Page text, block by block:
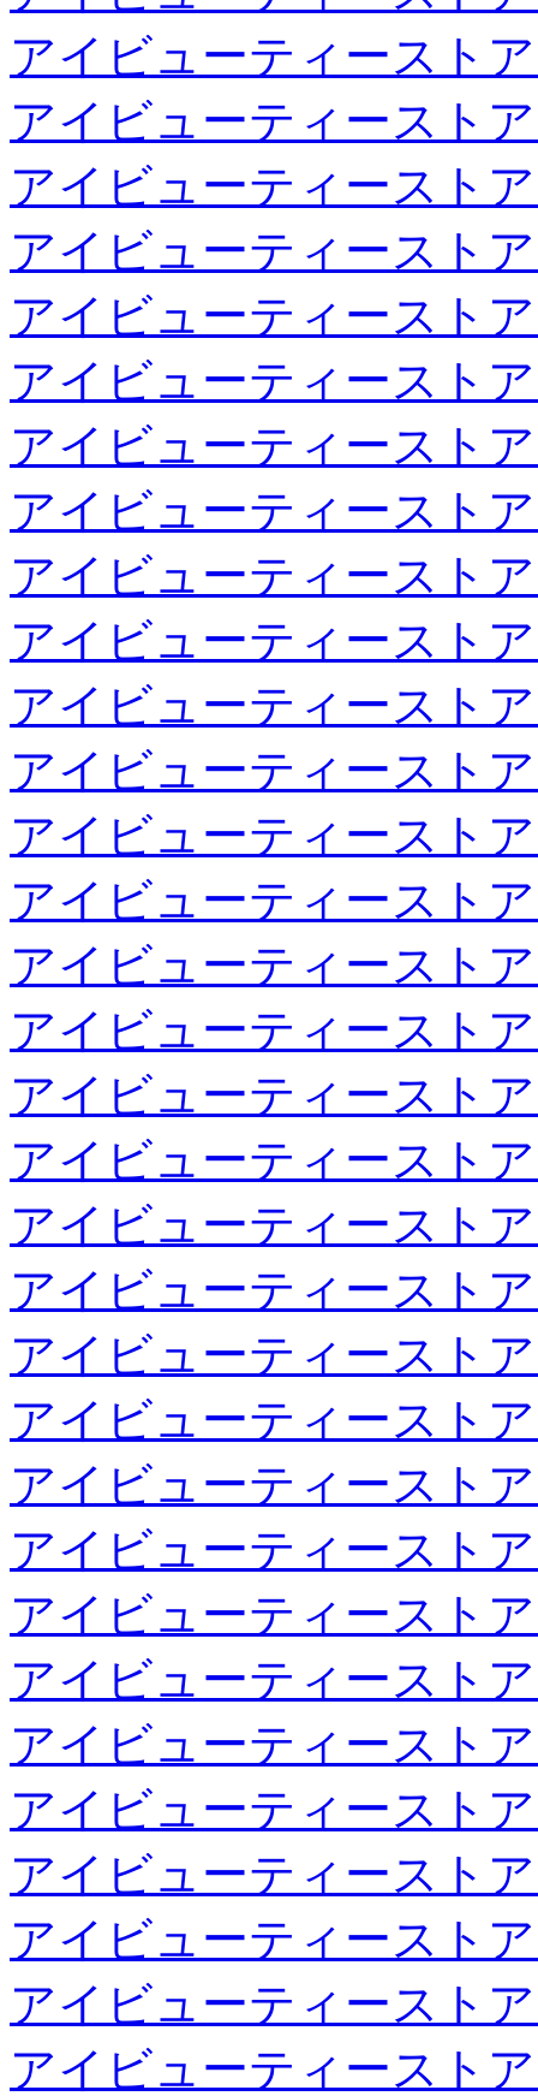
アイビューティースト
アイビューティースト
アイビューティースト
アイビューティースト
アイビューティースト
アイビューティースト
アイビューティースト
アイビューティースト
アイビューティースト
アイビューティースト
アイビューティースト
アイビューティースト
アイビューティースト
アイビューティースト
アイビューティースト
アイビューティースト
アイビューティースト
アイビューティースト
アイビューティースト
アイビューティースト
アイビューティースト
アイビューティースト
アイビューティースト
アイビューティースト
アイビューティースト
アイビューティースト
アイビューティースト
アイビューティースト
アイビューティースト
アイビューティースト
アイビューティースト
アイビューティースト